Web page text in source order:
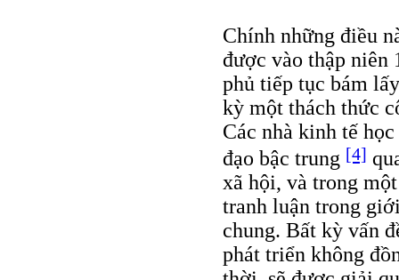
Chính những điều
được vào thập niên
phủ tiếp tục bám
kỳ một thách thức
Các nhà kinh tế
đạo bậc trung [4]
xã hội, và trong
tranh luận trong
chung. Bất kỳ vấn
phát triển không